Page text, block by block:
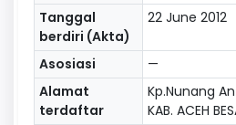
Tanggal
berdiri (Akta)
22 June 2012
Asosiasi
—
Alamat
terdaftar
Kp.Nunang
KAB. ACEH